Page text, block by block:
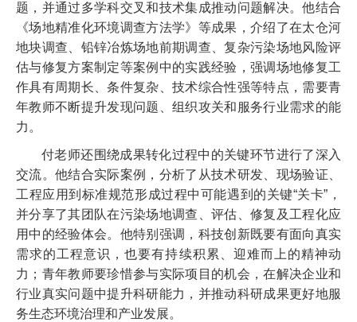
题，并通过多学科交叉和技术集成推动问题解决。他结合
《场地精准化环境调查方法学》等成果，介绍了在太仓河
地块调查、铅锌冶炼场地前期调查、复杂污染场地风险评
估与修复方案制定等案例中的实践经验，强调场地修复工
作具有周期长、条件复杂、技术综合性强等特点，需要青
年教师不断提升发现问题、组织攻关和服务行业需求的能
力。
付老师还围绕成果转化过程中的关键环节进行了深入
交流。他结合实际案例，分析了从技术研发、现场验证、
工程应用到标准规范形成过程中可能遇到的关键“关卡”，
并分享了其团队在污染场地调查、评估、修复及工程化应
用中的经验体会。他特别强调，科技创新既要有面向真实
需求的工程意识，也要有持续积累、迎难而上的精神动
力；青年教师要珍惜参与实际项目的机会，在解决企业和
行业真实问题中提升科研能力，并推动科研成果更好地服
务生态环境治理和产业发展。